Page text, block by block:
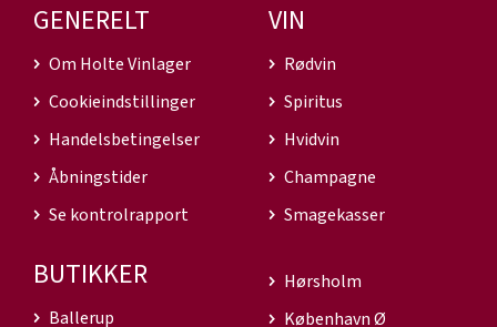
GENERELT
Om Holte Vinlager
Cookieindstillinger
Handelsbetingelser
Åbningstider
Se kontrolrapport
VIN
Rødvin
Spiritus
Hvidvin
Champagne
Smagekasser
BUTIKKER
Ballerup
Hørsholm
København Ø